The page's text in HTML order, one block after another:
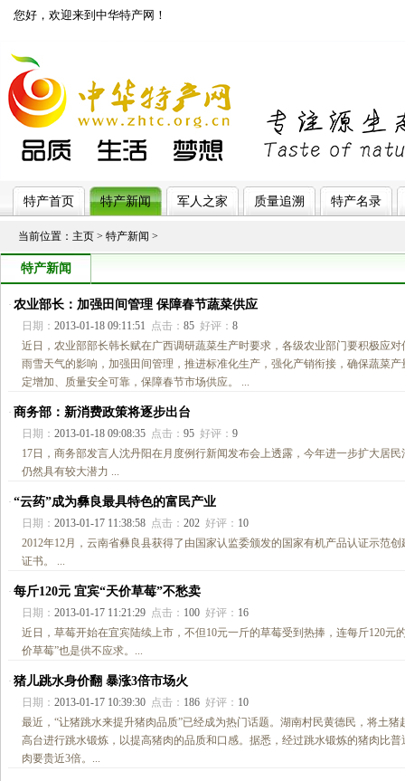
您好，欢迎来到中华特产网！
济南网站制作
特产首页
特产新闻 军人之家 质量追溯 特产名录
当前位置： 主页 > 特产新闻 >
特产新闻
· 农业部长：加强田间管理 保障春节蔬菜供应
日期： 2013-01-18 09:11:51 点击： 85 好评： 8
近日，农业部部长韩长赋在广西调研蔬菜生产时要求，各级农业部门要积极应对
雨雪天气的影响，加强田间管理，推进标准化生产，强化产销衔接，确保蔬菜产
定增加、质量安全可靠，保障春节市场供应。 ...
· 商务部：新消费政策将逐步出台
日期： 2013-01-18 09:08:35 点击： 95 好评： 9
17日，商务部发言人沈丹阳在月度例行新闻发布会上透露，今年进一步扩大居民
仍然具有较大潜力 ...
· “云药”成为彝良最具特色的富民产业
日期： 2013-01-17 11:38:58 点击： 202 好评： 10
2012年12月，云南省彝良县获得了由国家认监委颁发的国家有机产品认证示范创
证书。 ...
· 每斤120元 宜宾“天价草莓”不愁卖
日期： 2013-01-17 11:21:29 点击： 100 好评： 16
近日，草莓开始在宜宾陆续上市，不但10元一斤的草莓受到热捧，连每斤120元
价草莓”也是供不应求。...
· 猪儿跳水身价翻 暴涨3倍市场火
日期： 2013-01-17 10:39:30 点击： 186 好评： 10
最近，“让猪跳水来提升猪肉品质”已经成为热门话题。湖南村民黄德民，将土猪
高台进行跳水锻炼，以提高猪肉的品质和口感。据悉，经过跳水锻炼的猪肉比普
肉要贵近3倍。...